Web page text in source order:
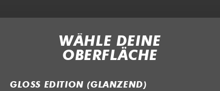
WÄHLE DEINE
OBERFLÄCHE
GLOSS EDITION (GLÄNZEND)